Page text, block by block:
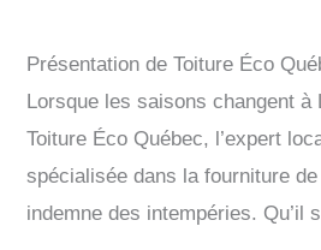
Présentation de Toiture Éco
Lorsque les saisons changent
Toiture Éco Québec, l’expert
spécialisée dans la fourniture
indemne des intempéries. Qu’il